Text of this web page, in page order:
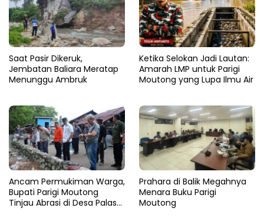
Saat Pasir Dikeruk,
Jembatan Baliara Meratap
Menunggu Ambruk
Ketika Selokan Jadi Lautan:
Amarah LMP untuk Parigi
Moutong yang Lupa Ilmu Air
Ancam Permukiman Warga,
Bupati Parigi Moutong
Tinjau Abrasi di Desa Palasa
Prahara di Balik Megahnya
Menara Buku Parigi
Moutong